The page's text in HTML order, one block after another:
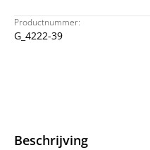
Productnummer:
G_4222-39
Beschrijving